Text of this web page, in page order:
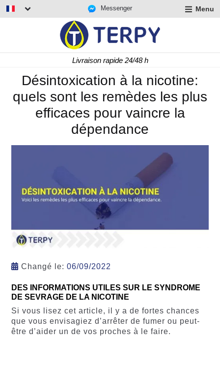
Messenger Menu
Livraison rapide 24/48 h
Désintoxication à la nicotine:
quels sont les remèdes les plus
efficaces pour vaincre la
dépendance
Changé le: 06/09/2022
DES INFORMATIONS UTILES SUR LE SYNDROME
DE SEVRAGE DE LA NICOTINE
Si vous lisez cet article, il y a de fortes chances
que vous envisagiez d’arrêter de fumer ou peut-
être d’aider un de vos proches à le faire.